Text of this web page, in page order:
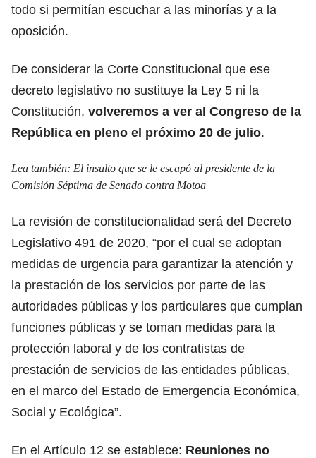
todo si permitían escuchar a las minorías y a la
oposición.
De considerar la Corte Constitucional que ese
decreto legislativo no sustituye la Ley 5 ni la
Constitución, volveremos a ver al Congreso de la
República en pleno el próximo 20 de julio.
Lea también: El insulto que se le escapó al presidente de la
Comisión Séptima de Senado contra Motoa
La revisión de constitucionalidad será del Decreto
Legislativo 491 de 2020, “por el cual se adoptan
medidas de urgencia para garantizar la atención y
la prestación de los servicios por parte de las
autoridades públicas y los particulares que cumplan
funciones públicas y se toman medidas para la
protección laboral y de los contratistas de
prestación de servicios de las entidades públicas,
en el marco del Estado de Emergencia Económica,
Social y Ecológica”.
En el Artículo 12 se establece: Reuniones no